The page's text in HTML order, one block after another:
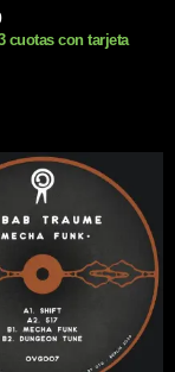
cuotas con tarjeta